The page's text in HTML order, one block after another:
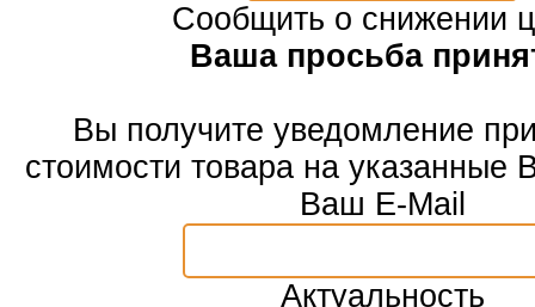
Сообщить о снижении
Ваша просьба
Вы получите уведомление
стоимости товара на указанные
Ваш E-Mail
Актуальность